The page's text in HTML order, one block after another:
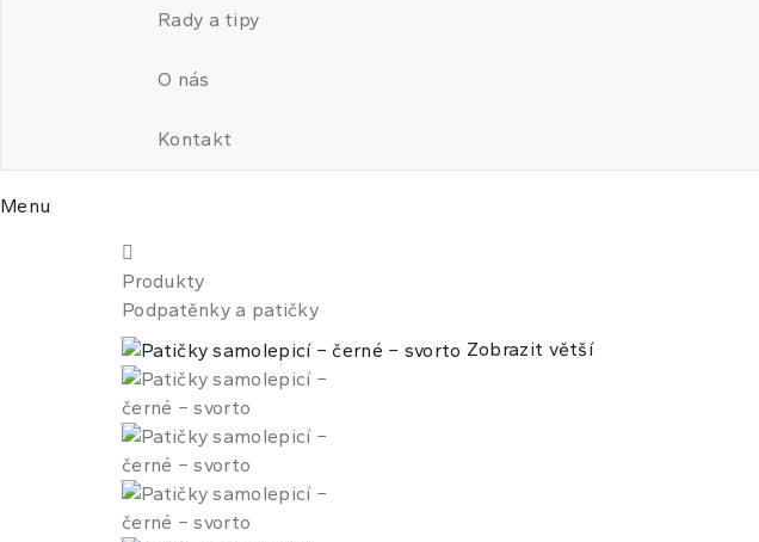
Rady a tipy
O nás
Kontakt
Menu
Produkty
Podpatěnky a patičky
Zobrazit větší